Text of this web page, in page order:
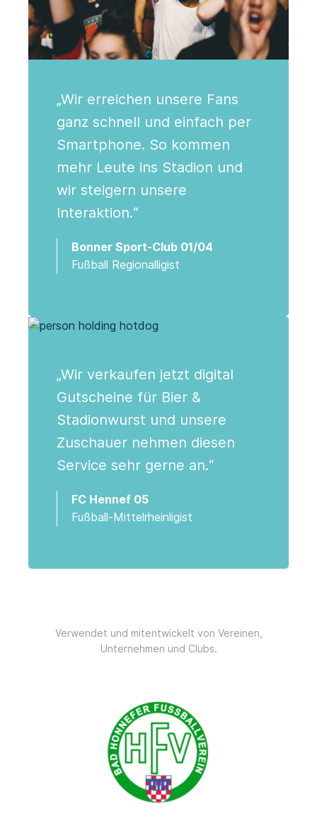
„Wir erreichen unsere Fans
ganz schnell und einfach per
Smartphone. So kommen
mehr Leute ins Stadion und
wir steigern unsere
Interaktion.“
Bonner Sport-Club 01/04
Fußball Regionalligist
„Wir verkaufen jetzt digital
Gutscheine für Bier &
Stadionwurst und unsere
Zuschauer nehmen diesen
Service sehr gerne an.“
FC Hennef 05
Fußball-Mittelrheinligist
Verwendet und mitentwickelt von Vereinen,
Unternehmen und Clubs.